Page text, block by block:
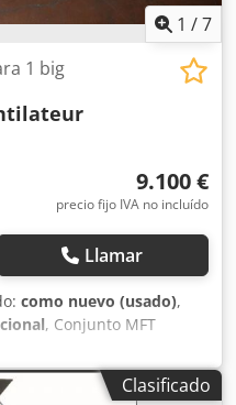
1 /7
1 big
9.100 €
precio fijo IVA no incluído
Llamar
como nuevo (usado),
, Conjunto MFT
segunda mano Se vende
estado, listo para su uso
300S Big Bag Clasificado